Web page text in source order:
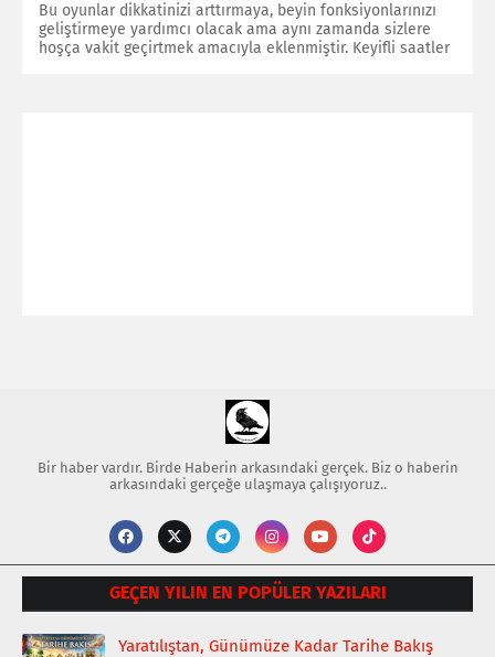
Bu oyunlar dikkatinizi arttırmaya, beyin fonksiyonlarınızı
geliştirmeye yardımcı olacak ama aynı zamanda sizlere
hoşça vakit geçirtmek amacıyla eklenmiştir. Keyifli saatler
Bir haber vardır. Birde Haberin arkasındaki gerçek. Biz o haberin
arkasındaki gerçeğe ulaşmaya çalışıyoruz..
GEÇEN YILIN EN POPÜLER YAZILARI
Yaratılıştan, Günümüze Kadar Tarihe Bakış